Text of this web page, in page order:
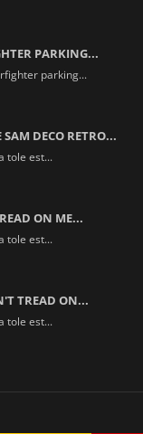
PARKING...
parking...
DECO RETRO...
tole est...
ON ME...
tole est...
TREAD ON...
tole est...